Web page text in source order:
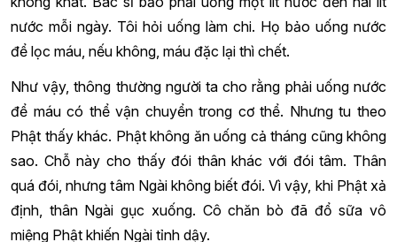
nước mỗi ngày. Tôi hỏi uống làm chi. Họ bảo uống nước
để lọc máu, nếu không, máu đặc lại thì chết.
Như vậy, thông thường người ta cho rằng phải uống nước
để máu có thể vận chuyển trong cơ thể. Nhưng tu theo
Phật thấy khác. Phật không ăn uống cả tháng cũng không
sao. Chỗ này cho thấy đói thân khác với đói tâm. Thân
quá đói, nhưng tâm Ngài không biết đói. Vì vậy, khi Phật xả
định, thân Ngài gục xuống. Cô chăn bò đã đổ sữa vô
miệng Phật khiến Ngài tỉnh dậy.